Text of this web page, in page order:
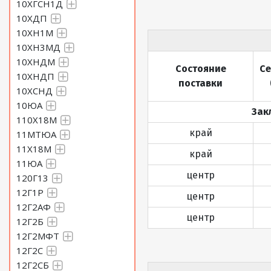
10ХГСН1Д
10ХДП
10ХН1М
10ХН3МД
10ХНДМ
10ХНДП
10ХСНД
10ЮА
110Х18М
11МТЮА
11Х18М
11ЮА
120Г13
12Г1Р
12Г2АФ
12Г2Б
12Г2МФТ
12Г2С
12Г2СБ
Состояние
поставки
край
край
центр
центр
центр